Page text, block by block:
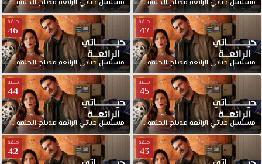
مسلسلحياتي الرائعة مدبلجالحلقة49 مسلسلحياتي الرائعة مدبلجالحلقة48
حلقة
47
مسلسلحياتي الرائعة مدبلجالحلقة47
حلقة
46
مسلسلحياتي الرائعة مدبلجالحلقة46
حلقة
45
مسلسلحياتي الرائعة مدبلجالحلقة45
حلقة
44
مسلسلحياتي الرائعة مدبلجالحلقة44
حلقة
43
حلقة
42